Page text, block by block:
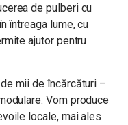
de pulberi cu
întreaga lume, cu
ajutor pentru
mii de încărcături –
Vom produce
locale, mai ales